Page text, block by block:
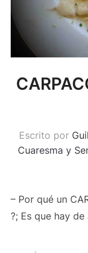
Escrito por
Cuaresma y
– Por qué un
?; Es que hay